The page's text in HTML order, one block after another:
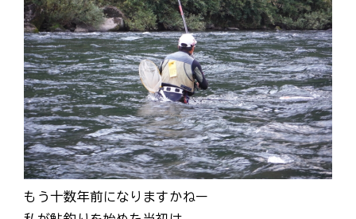
もう十数年前になりますかねー